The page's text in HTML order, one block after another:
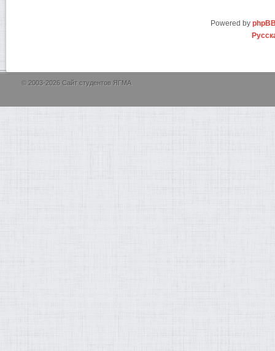
Powered by
© 2003-2026 Сайт студентов ЯГМА